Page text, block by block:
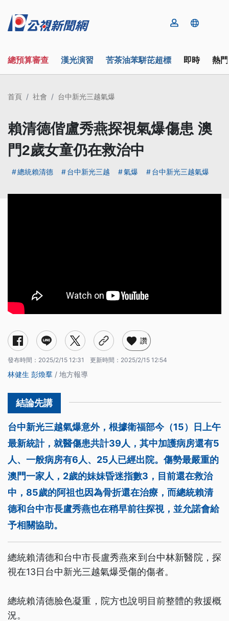
總預算審查 漢光演習 苦茶油苯駢芘超標 即時 熱
首頁 社會 台中新光三越氣爆
賴清德偕盧秀燕探視氣爆傷患 澳
門2歲女童仍在救治中
總統賴清德 台中新光三越 氣爆 台中新光三越氣爆
讚
發布時間： 2025/2/15 12:31 更新時間： 2025/2/15 12:54
林健生 彭煥羣 / 地方報導
台中新光三越氣爆意外，根據衛福部今（15）日上午
最新統計，就醫傷患共計39人，其中加護病房還有5
人、一般病房有6人、25人已經出院。傷勢最嚴重的
澳門一家人，2歲的妹妹昏迷指數3，目前還在救治
中，85歲的阿祖也因為骨折還在治療，而總統賴清
德和台中市長盧秀燕也在稍早前往探視，並允諾會給
予相關協助。
總統賴清德和台中市長盧秀燕來到台中林新醫院，探
視在13日台中新光三越氣爆受傷的傷者。
總統賴清德臉色凝重，院方也說明目前整體的救援概
況。